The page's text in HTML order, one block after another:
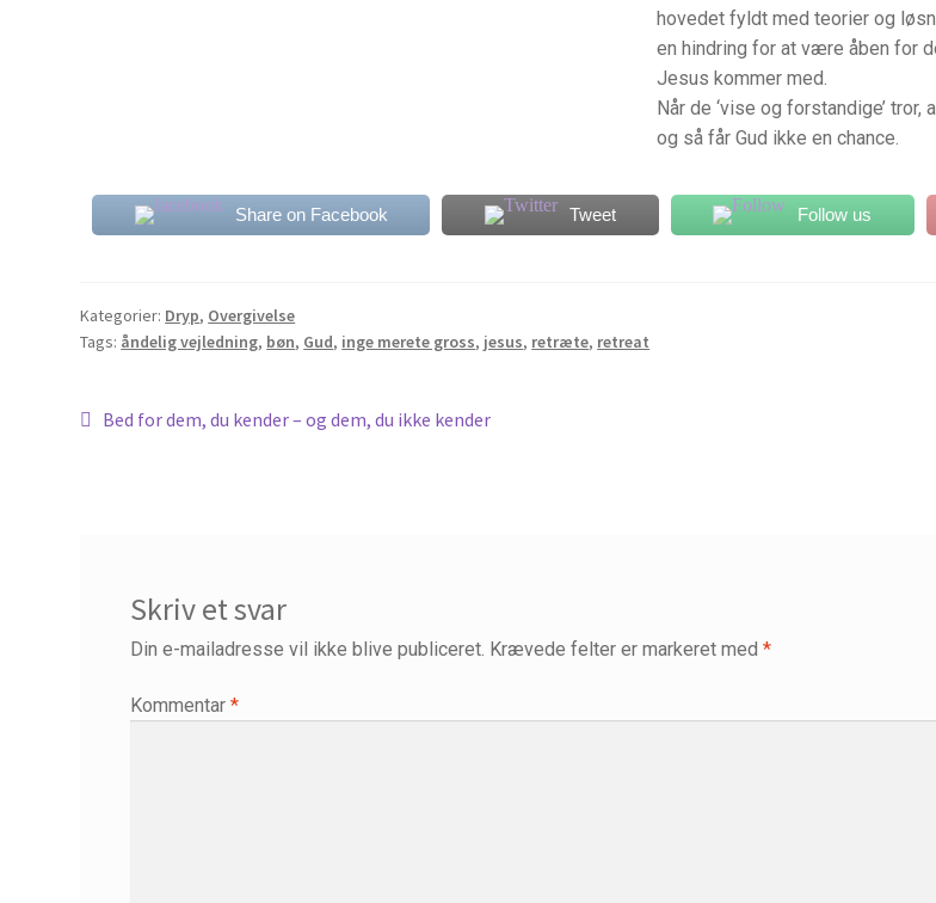
hovedet fyldt med teorier og
en hindring for at være åben for
Jesus kommer med.
Når de ‘vise og forstandige’
og så får Gud ikke en chance.
Share on Facebook Tweet Follow us
Kategorier: Dryp, Overgivelse
Tags: åndelig vejledning, bøn, Gud, inge merete gross, jesus, retræte, retreat
Indlægsnavigation
Forrige
Bed for dem, du kender – og dem, du ikke kender
Skriv et svar
Din e-mailadresse vil ikke blive publiceret. Krævede felter er markeret med*
Kommentar*